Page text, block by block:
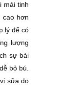
mái tinh
cao hơn
lý để có
lượng
sự bài
bỏ bú.
sữa do